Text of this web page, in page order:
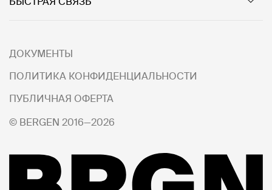
ДОКУМЕНТЫ
ПОЛИТИКА КОНФИДЕНЦИАЛЬНОСТИ
ПУБЛИЧНАЯ ОФЕРТА
© BERGEN 2016—2026